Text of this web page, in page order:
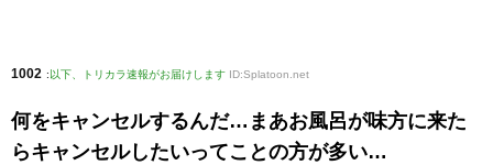
1002 : 以下、トリカラ速報がお届けします ID:Splatoon.net
何をキャンセルするんだ…まあお風呂が味方に来た
らキャンセルしたいってことの方が多い…